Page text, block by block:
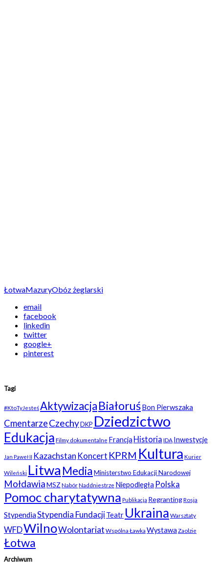
ŁotwaMazuryObóz żeglarski
email
facebook
linkedin
twitter
google+
pinterest
Tagi
#KtoTyJesteśAktywizacjaBiałoruśBon Pierwszaka
CmentarzeCzechyDKP Dziedzictwo
Edukacja Filmy dokumentalne Francja Historia IDA Inwestycje
Jan Paweł II Kazachstan Koncert KPRM Kultura Kurier
Wileński Litwa MediaMinisterstwo Edukacji Narodowej
MołdawiaMSZ NabórNaddniestrze Niepodległa Polska
Pomoc charytatywna Publikacja RegrantingRosja
StypendiaStypendia FundacjiTeatr Ukraina Warsztaty
WFDWilnoWolontariat Wspólna Ławka Wystawa Zaolzie
Łotwa
Archiwum